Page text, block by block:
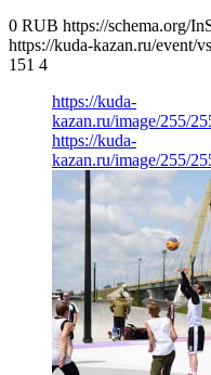
0 RUB https://schema.org/
https://kuda-kazan.ru/event/
151 4
https://kuda-
kazan.ru/image/255/
https://kuda-
kazan.ru/image/255/